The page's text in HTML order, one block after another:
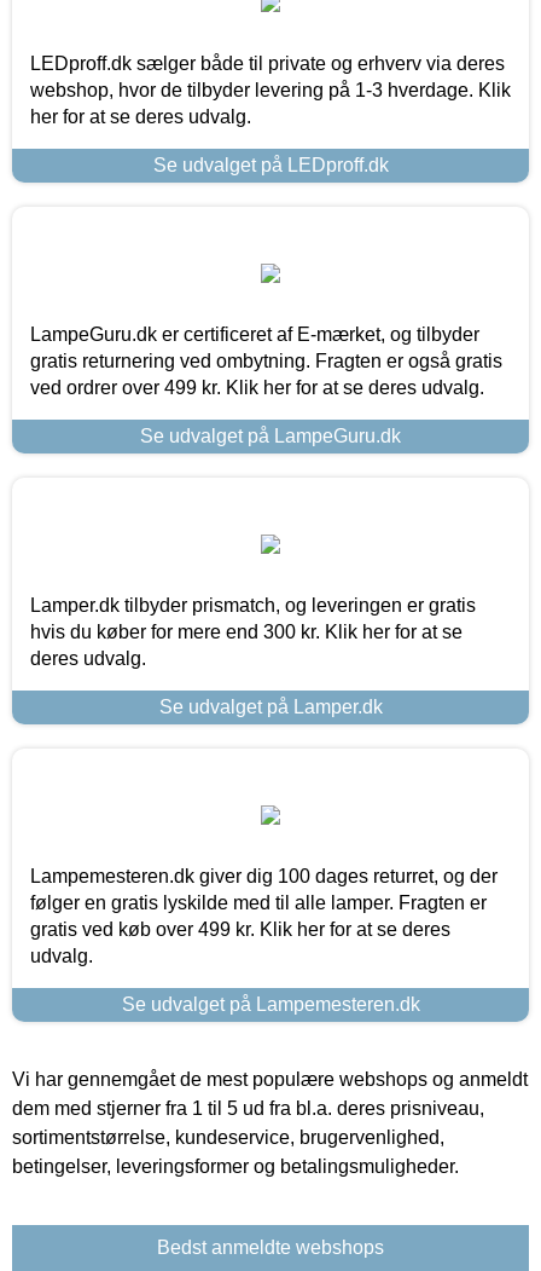
LEDproff.dk sælger både til private og erhverv via deres
webshop, hvor de tilbyder levering på 1-3 hverdage. Klik
her for at se deres udvalg.
Se udvalget på LEDproff.dk
LampeGuru.dk er certificeret af E-mærket, og tilbyder
gratis returnering ved ombytning. Fragten er også gratis
ved ordrer over 499 kr. Klik her for at se deres udvalg.
Se udvalget på LampeGuru.dk
Lamper.dk tilbyder prismatch, og leveringen er gratis
hvis du køber for mere end 300 kr. Klik her for at se
deres udvalg.
Se udvalget på Lamper.dk
Lampemesteren.dk giver dig 100 dages returret, og der
følger en gratis lyskilde med til alle lamper. Fragten er
gratis ved køb over 499 kr. Klik her for at se deres
udvalg.
Se udvalget på Lampemesteren.dk
Vi har gennemgået de mest populære webshops og anmeldt
dem med stjerner fra 1 til 5 ud fra bl.a. deres prisniveau,
sortimentstørrelse, kundeservice, brugervenlighed,
betingelser, leveringsformer og betalingsmuligheder.
Bedst anmeldte webshops